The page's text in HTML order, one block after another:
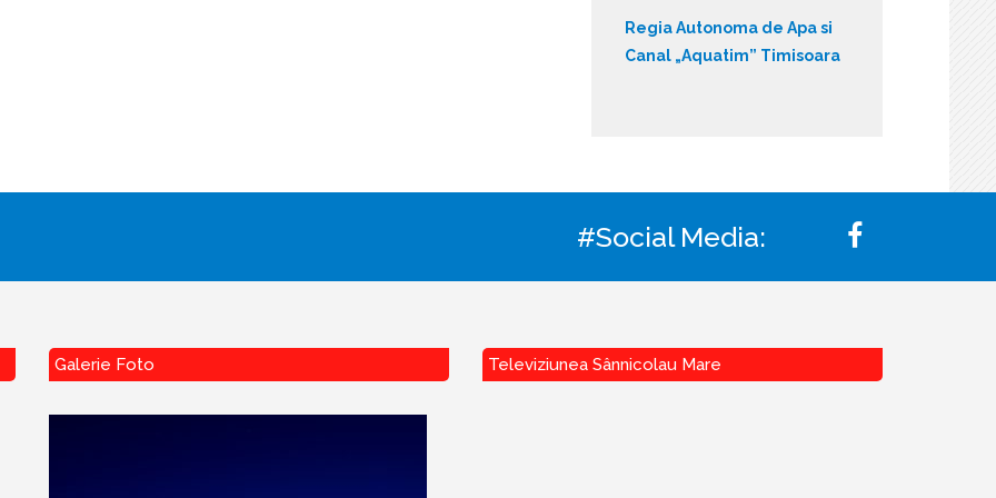
Regia Autonoma de Apa si
Canal „Aquatim” Timisoara
#Social Media:
Galerie Foto Televiziunea Sânnicolau Mare